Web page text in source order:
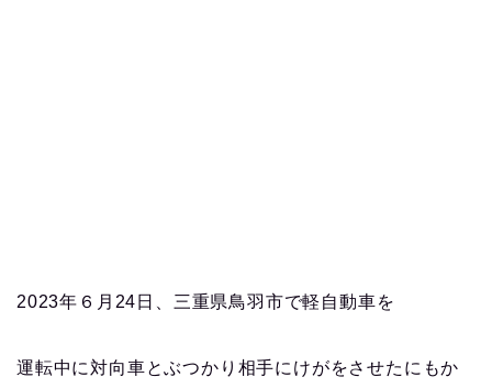
2023年６月24日、三重県鳥羽市で軽自動車を
運転中に対向車とぶつかり相手にけがをさせたにもか